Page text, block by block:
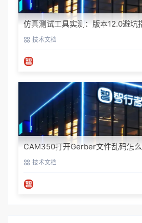
仿真测试工具实测：版本12.0避坑
技术文档
CAM350打开Gerber文件乱码怎
避坑指南
技术文档